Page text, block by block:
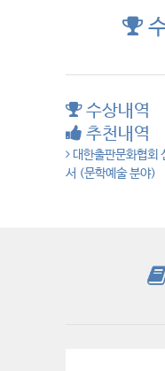
수상내역
추천내역
대한출판문화협회
서 (문학예술 분야)